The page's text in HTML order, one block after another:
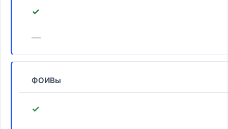
✓
—
ФОИВы
✓